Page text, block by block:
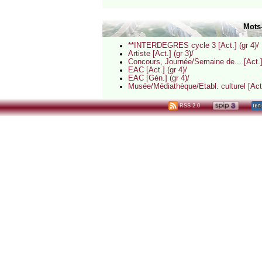
**INTERDEGRES cycle 3 [Act.] (gr 4)/
Artiste [Act.] (gr 3)/
Concours, Journée/Semaine de...
EAC [Act.] (gr 4)/
EAC [Gén.] (gr 4)/
Musée/Médiathèque/Etabl. culturel
RSS 2.0